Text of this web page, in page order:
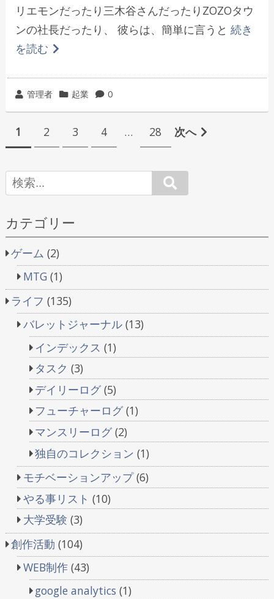
リエモンだったり三木谷さんだったりZOZOタウ
ンの社長だったり、 彼らは、簡単に言うと 続き
を読む
投
稿
管理者
カ
テ
リ
起業 0
投
稿
の
ペ
ー
ジ
送
り
1 2 3 4 … 28 次へ
カテゴリー
ゲーム (2)
MTG(1)
ライフ (135)
バレットジャーナル(13)
インデックス (1)
タスク (3)
デイリーログ(5)
フューチャーログ(1)
マンスリーログ(2)
独自のコレクション (1)
モチベーションアップ(6)
やる事リスト (10)
大学受験 (3)
創作活動 (104)
WEB制作(43)
google analytics (1)